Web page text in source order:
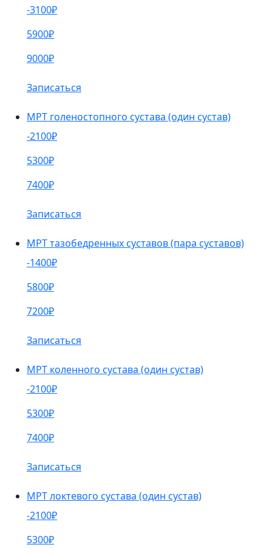
-3100₽
5900₽
9000₽
Записаться
МРТ голеностопного сустава (один сустав)
-2100₽
5300₽
7400₽
Записаться
МРТ тазобедренных суставов (пара суставов)
-1400₽
5800₽
7200₽
Записаться
МРТ коленного сустава (один сустав)
-2100₽
5300₽
7400₽
Записаться
МРТ локтевого сустава (один сустав)
-2100₽
5300₽